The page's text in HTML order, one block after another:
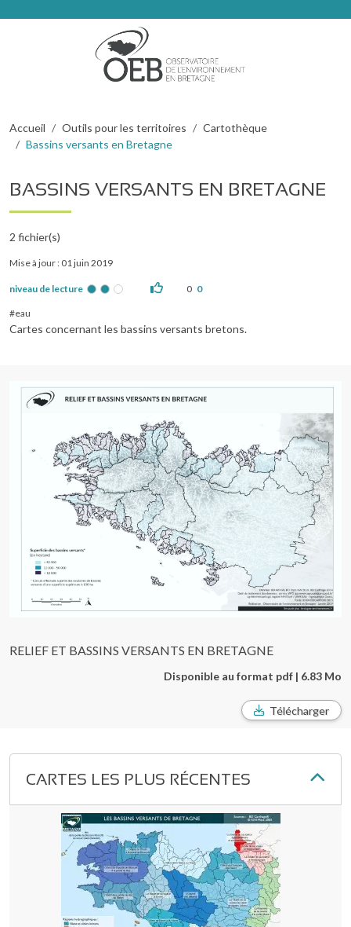
Fil d'Ariane
Accueil Outils pour les territoires
Cartothèque
Bassins versants en Bretagne
BASSINS VERSANTS EN BRETAGNE
2 fichier(s)
Mise à jour : 01 juin 2019
niveau de lecture 0 0
eau
Cartes concernant les bassins versants bretons.
RELIEF ET BASSINS VERSANTS EN BRETAGNE
Disponible au format pdf | 6.83 Mo
Télécharger
CARTES LES PLUS RÉCENTES